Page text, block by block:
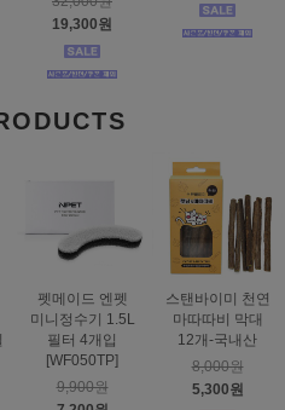
19,300원
펫메이드 엔펫
미니정수기 1.5L
필터 4개입
[WF050TP]
9,900원
스탠바이미 천연
마따따비 막대
12개-국내산
8,000원
5,300원